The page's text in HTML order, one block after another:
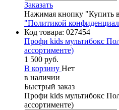
Заказать
Нажимая кнопку "Купить
"Политикой
Код товара: 027454
Профи kids мультибокс
ассортименте)
1 500 руб.
В корзину Нет
в наличии
Быстрый заказ
Профи kids мультибокс
ассортименте)